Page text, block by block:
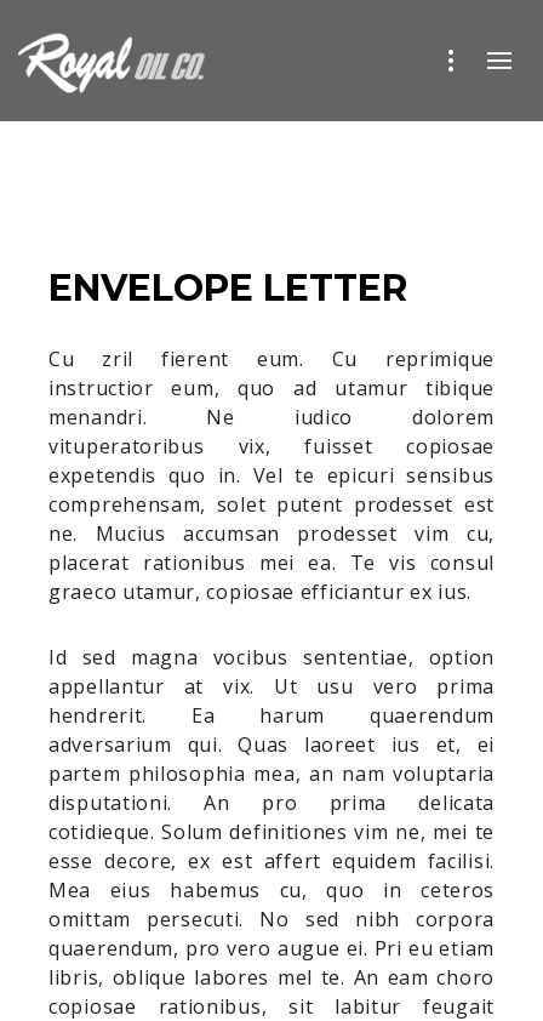
ENVELOPE LETTER
Cu zril fierent eum. Cu reprimique
instructior eum, quo ad utamur tibique
menandri. Ne iudico dolorem
vituperatoribus vix, fuisset copiosae
expetendis quo in. Vel te epicuri sensibus
comprehensam, solet putent prodesset est
ne. Mucius accumsan prodesset vim cu,
placerat rationibus mei ea. Te vis consul
graeco utamur, copiosae efficiantur ex ius.
Id sed magna vocibus sententiae, option
appellantur at vix. Ut usu vero prima
hendrerit. Ea harum quaerendum
adversarium qui. Quas laoreet ius et, ei
partem philosophia mea, an nam voluptaria
disputationi. An pro prima delicata
cotidieque. Solum definitiones vim ne, mei te
esse decore, ex est affert equidem facilisi.
Mea eius habemus cu, quo in ceteros
omittam persecuti. No sed nibh corpora
quaerendum, pro vero augue ei. Pri eu etiam
libris, oblique labores mel te. An eam choro
copiosae rationibus, sit labitur feugait